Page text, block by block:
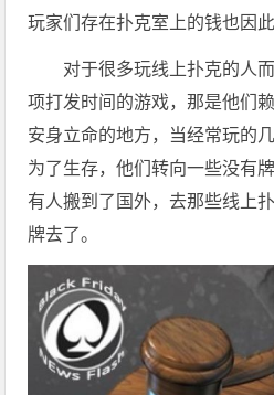
玩家们存在扑克室上的钱也因此
对于很多玩线上扑克的人
项打发时间的游戏，那是他们
安身立命的地方，当经常玩的
为了生存，他们转向一些没有
有人搬到了国外，去那些线上
牌去了。